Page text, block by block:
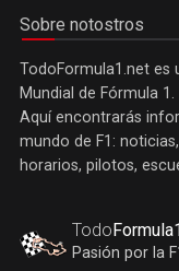
Sobre notostros
TodoFormula1.net es
Mundial de Fórmula 1.
Aquí encontrarás
mundo de F1:
horarios, pilotos,
Todo
Pasión por la